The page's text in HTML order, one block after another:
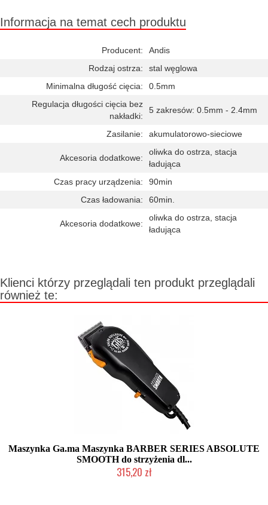
Informacja na temat cech produktu
Producent:
Andis
Rodzaj ostrza:
stal węglowa
Minimalna długość cięcia:
0.5mm
Regulacja długości cięcia bez
nakładki:
5 zakresów: 0.5mm - 2.4mm
Zasilanie: akumulatorowo-sieciowe
Akcesoria dodatkowe:
oliwka do ostrza, stacja
ładująca
Czas pracy urządzenia:
90min
Czas ładowania:
60min.
Akcesoria dodatkowe:
oliwka do ostrza, stacja
ładująca
Klienci którzy przeglądali ten produkt przeglądali
również te:
Maszynka Ga.ma Maszynka BARBER SERIES ABSOLUTE
SMOOTH do strzyżenia dl...
315,20 zł